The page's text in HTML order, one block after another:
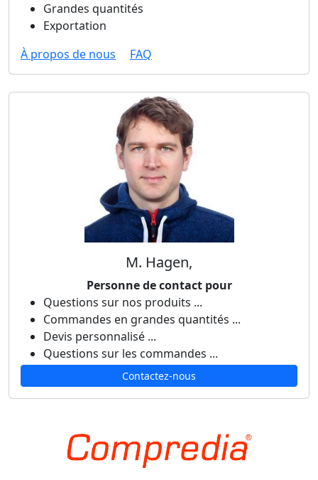
Grandes quantités
Exportation
À propos de nous
FAQ
M. Hagen,
Personne de contact pour
Questions sur nos produits ...
Commandes en grandes quantités ...
Devis personnalisé ...
Questions sur les commandes ...
Contactez-nous